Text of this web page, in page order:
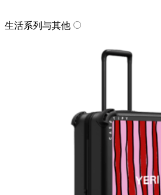
生活系列与其他